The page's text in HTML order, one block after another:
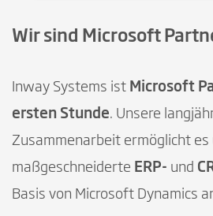
Wir sind Microsoft
Inway Systems ist Microsoft
ersten Stunde. Unsere
Zusammenarbeit ermöglicht es
maßgeschneiderte ERP- und
Basis von Microsoft Dynamics